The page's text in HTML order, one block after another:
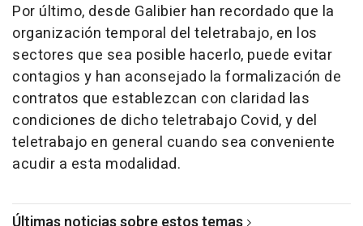
Por último, desde Galibier han recordado que la
organización temporal del teletrabajo, en los
sectores que sea posible hacerlo, puede evitar
contagios y han aconsejado la formalización de
contratos que establezcan con claridad las
condiciones de dicho teletrabajo Covid, y del
teletrabajo en general cuando sea conveniente
acudir a esta modalidad.